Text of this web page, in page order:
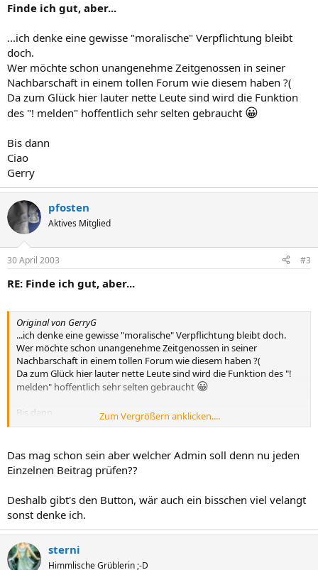
Finde ich gut, aber...
...ich denke eine gewisse "moralische" Verpflichtung bleibt
doch.
Wer möchte schon unangenehme Zeitgenossen in seiner
Nachbarschaft in einem tollen Forum wie diesem haben ?(
Da zum Glück hier lauter nette Leute sind wird die Funktion
des "! melden" hoffentlich sehr selten gebraucht 😀
Bis dann
Ciao
Gerry
pfosten
Aktives Mitglied
30 April 2003 #3
RE: Finde ich gut, aber...
Original von GerryG
...ich denke eine gewisse "moralische" Verpflichtung bleibt doch.
Wer möchte schon unangenehme Zeitgenossen in seiner
Nachbarschaft in einem tollen Forum wie diesem haben ?(
Da zum Glück hier lauter nette Leute sind wird die Funktion des "!
melden" hoffentlich sehr selten gebraucht 😀
Bis dann
Ciao
Zum Vergrößern anklicken....
Das mag schon sein aber welcher Admin soll denn nu jeden
Einzelnen Beitrag prüfen??
Deshalb gibt's den Button, wär auch ein bisschen viel velangt
sonst denke ich.
sterni
Himmlische Grüblerin ;-D